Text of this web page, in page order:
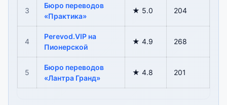
3
Бюро переводов
«Практика»
★ 5.0 204
4
Perevod.VIP на
Пионерской
★ 4.9 268
5
Бюро переводов
«Лантра Гранд»
★ 4.8 201